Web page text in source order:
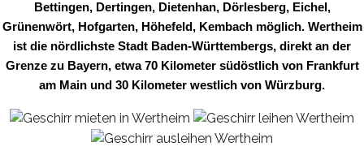
Bettingen, Dertingen, Dietenhan, Dörlesberg, Eichel,
Grünenwört, Hofgarten, Höhefeld, Kembach möglich. Wertheim
ist die nördlichste Stadt Baden-Württembergs, direkt an der
Grenze zu Bayern, etwa 70 Kilometer südöstlich von Frankfurt
am Main und 30 Kilometer westlich von Würzburg.